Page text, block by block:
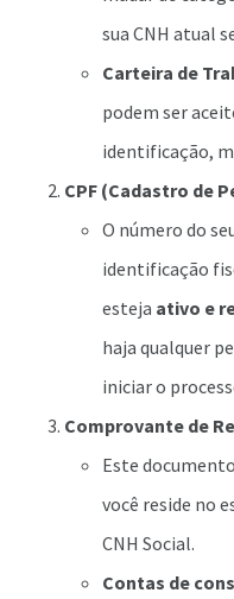
sua CNH atual
Carteira de
podem ser
identificação,
CPF (Cadastro de
O número do
identificação
esteja ativo e
haja qualquer
iniciar o
Comprovante de
Este
você reside no
CNH Social.
Contas de